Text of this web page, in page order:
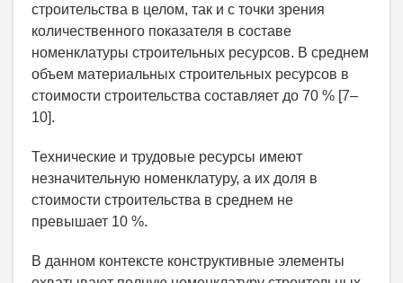
строительства в целом, так и с точки зрения
количественного показателя в составе
номенклатуры строительных ресурсов. В среднем
объем материальных строительных ресурсов в
стоимости строительства составляет до 70 % [7–
10].
Технические и трудовые ресурсы имеют
незначительную номенклатуру, а их доля в
стоимости строительства в среднем не
превышает 10 %.
В данном контексте конструктивные элементы